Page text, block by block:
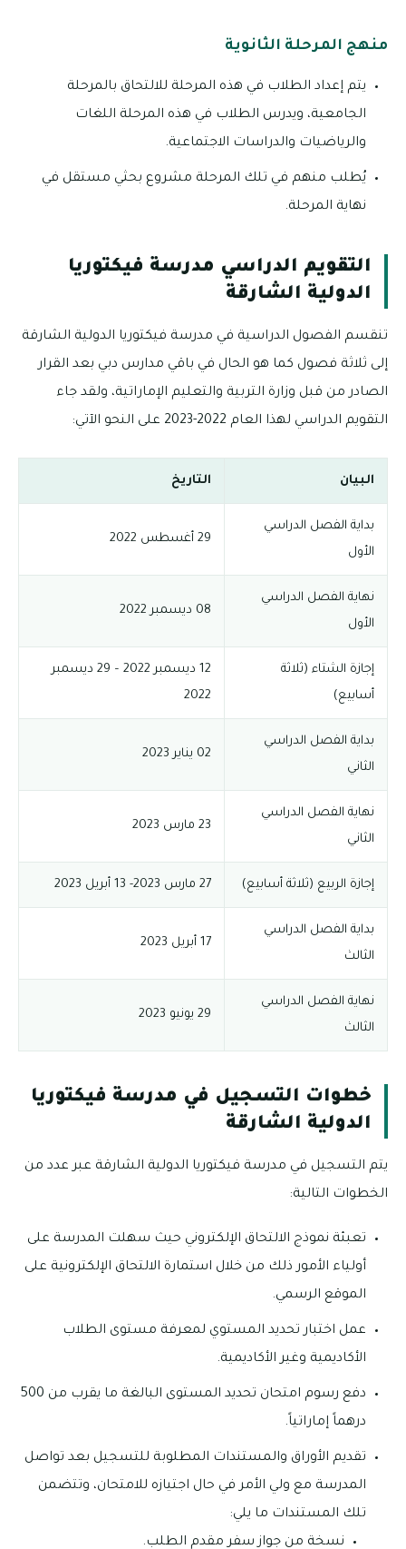
منهج المرحلة الثانوية
يتم إعداد الطلاب في هذه المرحلة للالتحاق بالمرحلة
الجامعية، ويدرس الطلاب في هذه المرحلة اللغات
والرياضيات والدراسات الاجتماعية.
يُطلب منهم في تلك المرحلة مشروع بحثي مستقل في
نهاية المرحلة.
التقويم الدراسي مدرسة فيكتوريا
الدولية الشارقة
تنقسم الفصول الدراسية في مدرسة فيكتوريا الدولية الشارقة
إلى ثلاثة فصول كما هو الحال في باقي مدارس دبي بعد القرار
الصادر من قبل وزارة التربية والتعليم الإماراتية، ولقد جاء
التقويم الدراسي لهذا العام 2022-2023 على النحو الآتي:
البيان التاريخ
بداية الفصل الدراسي
الأول
29 أغسطس 2022
نهاية الفصل الدراسي
الأول
08 ديسمبر 2022
إجازة الشتاء (ثلاثة
أسابيع)
12 ديسمبر 2022 – 29 ديسمبر
2022
بداية الفصل الدراسي
الثاني
02 يناير 2023
نهاية الفصل الدراسي
الثاني
23 مارس 2023
إجازة الربيع (ثلاثة أسابيع) 27 مارس 2023- 13 أبريل 2023
بداية الفصل الدراسي
الثالث
17 أبريل 2023
نهاية الفصل الدراسي
الثالث
29 يونيو 2023
خطوات التسجيل في مدرسة فيكتوريا
الدولية الشارقة
يتم التسجيل في مدرسة فيكتوريا الدولية الشارقة عبر عدد من
الخطوات التالية:
تعبئة نموذج الالتحاق الإلكتروني حيث سهلت المدرسة على
أولياء الأمور ذلك من خلال استمارة الالتحاق الإلكترونية على
الموقع الرسمي.
عمل اختبار تحديد المستوي لمعرفة مستوى الطلاب
الأكاديمية وغير الأكاديمية.
دفع رسوم امتحان تحديد المستوى البالغة ما يقرب من 500
درهماً إماراتياً.
تقديم الأوراق والمستندات المطلوبة للتسجيل بعد تواصل
المدرسة مع ولي الأمر في حال اجتيازه للامتحان، وتتضمن
تلك المستندات ما يلي:
نسخة من جواز سفر مقدم الطلب.